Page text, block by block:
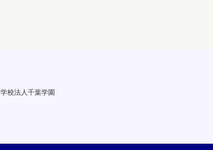
学校法人千葉学園